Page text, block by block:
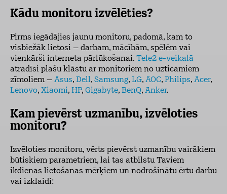
Kādu monitoru izvēlēties?
Pirms iegādājies jaunu monitoru, padomā, kam to
visbiežāk lietosi – darbam, mācībām, spēlēm vai
vienkārši interneta pārlūkošanai. Tele2 e-veikalā
atradīsi plašu klāstu ar monitoriem no uzticamiem
zīmoliem – Asus, Dell, Samsung, LG, AOC, Philips, Acer,
Lenovo, Xiaomi, HP, Gigabyte, BenQ, Anker.
Kam pievērst uzmanību, izvēloties
monitoru?
Izvēloties monitoru, vērts pievērst uzmanību vairākiem
būtiskiem parametriem, lai tas atbilstu Taviem
ikdienas lietošanas mērķiem un nodrošinātu ērtu darbu
vai izklaidi: